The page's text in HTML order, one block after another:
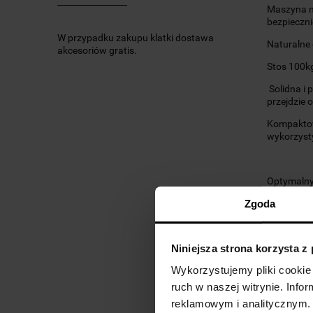
Zgoda
Niniejsza strona korzysta z
Wykorzystujemy pliki
ruch w naszej witrynie.
reklamowym i
W przypadku zakupu klatki dostawa
akcesoriów gratis.
Maszyna
Naturalne
Stos
Solidna i
przejdzie
- stos